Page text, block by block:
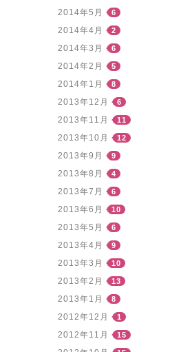
2014年5月 6
2014年4月 2
2014年3月 6
2014年2月 5
2014年1月 8
2013年12月 6
2013年11月 11
2013年10月 12
2013年9月 9
2013年8月 4
2013年7月 6
2013年6月 10
2013年5月 6
2013年4月 9
2013年3月 10
2013年2月 13
2013年1月 8
2012年12月 1
2012年11月 15